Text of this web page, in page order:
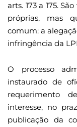
arts. 173 a 175.
próprias, mas
comum: a
infringência da
O processo
instaurado de
requerimento
interesse, no
publicação da